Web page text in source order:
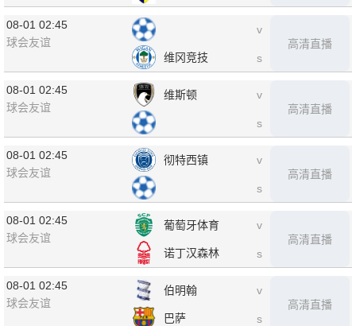
08-01 02:45
球会友谊
维冈竞技
v
s
高清直播
08-01 02:45
球会友谊
维斯顿 v
s
高清直播
08-01 02:45
球会友谊
彻特西镇 v
s
高清直播
08-01 02:45
球会友谊
葡萄牙体育
诺丁汉森林
v
s
高清直播
08-01 02:45
球会友谊
伯明翰
巴萨
v
s
高清直播